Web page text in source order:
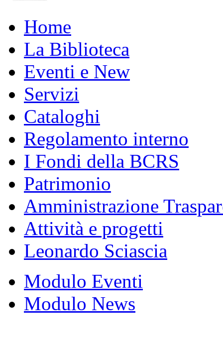
Home
La Biblioteca
Eventi e New
Servizi
Cataloghi
Regolamento interno
I Fondi della BCRS
Patrimonio
Amministrazione
Attività e progetti
Leonardo Sciascia
Modulo Eventi
Modulo News